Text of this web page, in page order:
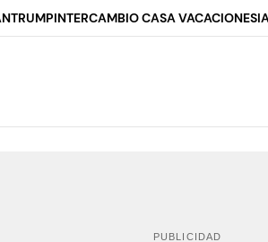
TRUMPINTERCAMBIO CASA VACACIONES